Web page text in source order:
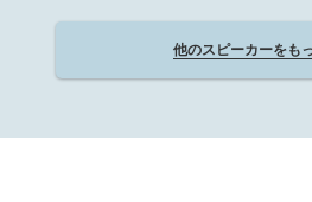
他のスピーカーをも